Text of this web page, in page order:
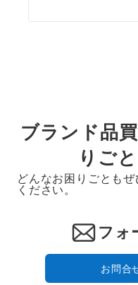
ブランド品
りご
どんなお困りごとも
ください。
フォ
お問合